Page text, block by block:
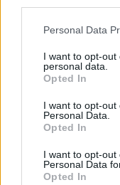
Please note that this
not limited to your
grant or deny
use your data for
consent section.
Personal Data
I want to opt-
personal data.
Opted In
I want to opt-out
Personal Data.
Opted In
I want to opt-
Personal Data
Opted In
országból, hogy
szervátültetés nem a
ráadásul Jász-
versenyző is elutazik,
TOVÁBB OLVASOM